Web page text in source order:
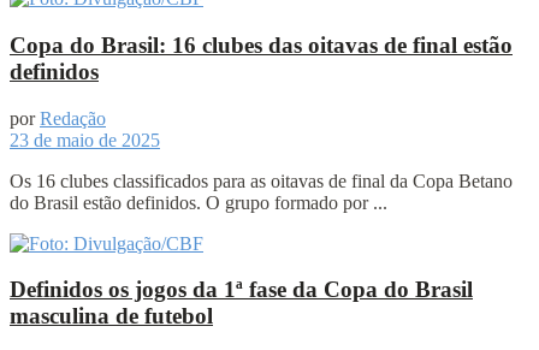
Copa do Brasil: 16 clubes das oitavas de final estão
definidos
por Redação
23 de maio de 2025
Os 16 clubes classificados para as oitavas de final da Copa Betano
do Brasil estão definidos. O grupo formado por ...
Definidos os jogos da 1ª fase da Copa do Brasil
masculina de futebol